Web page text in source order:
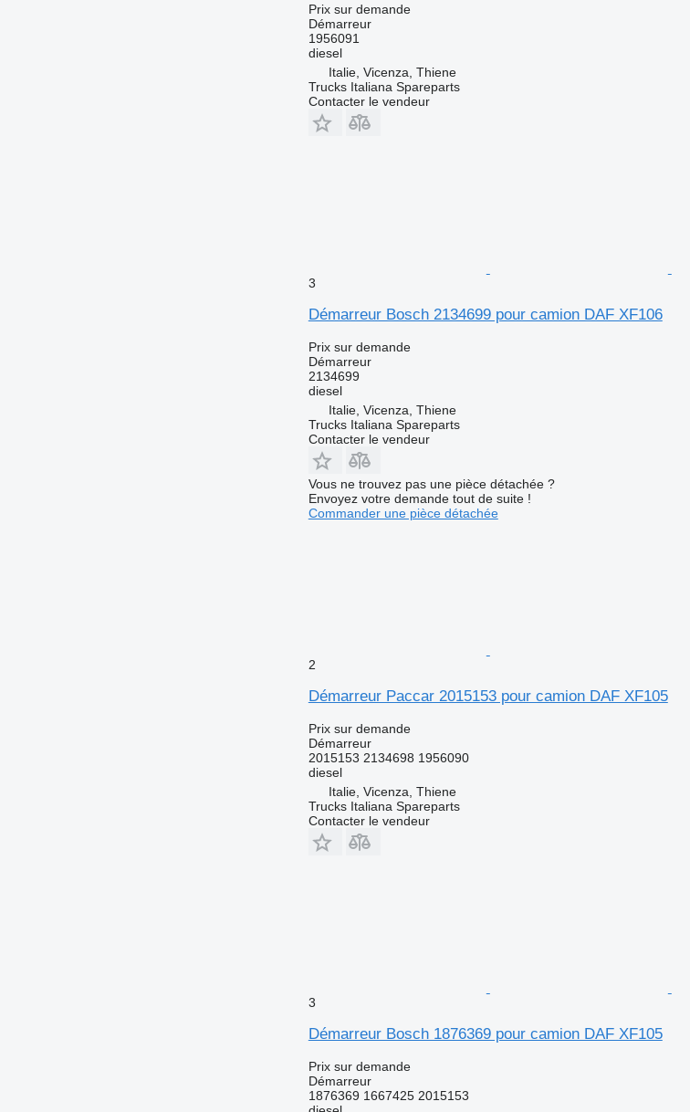
Prix sur demande
Démarreur
1956091
diesel
Italie, Vicenza, Thiene
Trucks Italiana Spareparts
Contacter le vendeur
3
Démarreur Bosch 2134699 pour camion DAF XF106
Prix sur demande
Démarreur
2134699
diesel
Italie, Vicenza, Thiene
Trucks Italiana Spareparts
Contacter le vendeur
Vous ne trouvez pas une pièce détachée ?
Envoyez votre demande tout de suite !
Commander une pièce détachée
2
Démarreur Paccar 2015153 pour camion DAF XF105
Prix sur demande
Démarreur
2015153 2134698 1956090
diesel
Italie, Vicenza, Thiene
Trucks Italiana Spareparts
Contacter le vendeur
3
Démarreur Bosch 1876369 pour camion DAF XF105
Prix sur demande
Démarreur
1876369 1667425 2015153